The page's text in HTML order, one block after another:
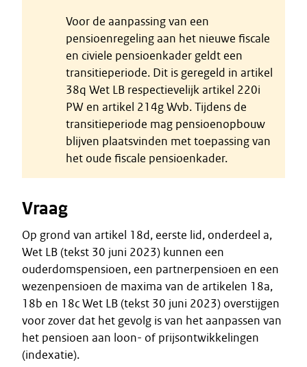
Voor de aanpassing van een
pensioenregeling aan het nieuwe fiscale
en civiele pensioenkader geldt een
transitieperiode. Dit is geregeld in artikel
38q Wet LB respectievelijk artikel 220i
PW en artikel 214g Wvb. Tijdens de
transitieperiode mag pensioenopbouw
blijven plaatsvinden met toepassing van
het oude fiscale pensioenkader.
Vraag
Op grond van artikel 18d, eerste lid, onderdeel a,
Wet LB (tekst 30 juni 2023) kunnen een
ouderdomspensioen, een partnerpensioen en een
wezenpensioen de maxima van de artikelen 18a,
18b en 18c Wet LB (tekst 30 juni 2023) overstijgen
voor zover dat het gevolg is van het aanpassen van
het pensioen aan loon- of prijsontwikkelingen
(indexatie).